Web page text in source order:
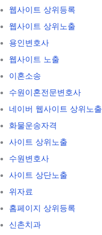
웹사이트 상위등록
웹사이트 상위노출
용인변호사
웹사이트 노출
이혼소송
수원이혼전문변호사
네이버 웹사이트 상위노출
화물운송자격
사이트 상위노출
수원변호사
사이트 상단노출
위자료
홈페이지 상위등록
신촌치과